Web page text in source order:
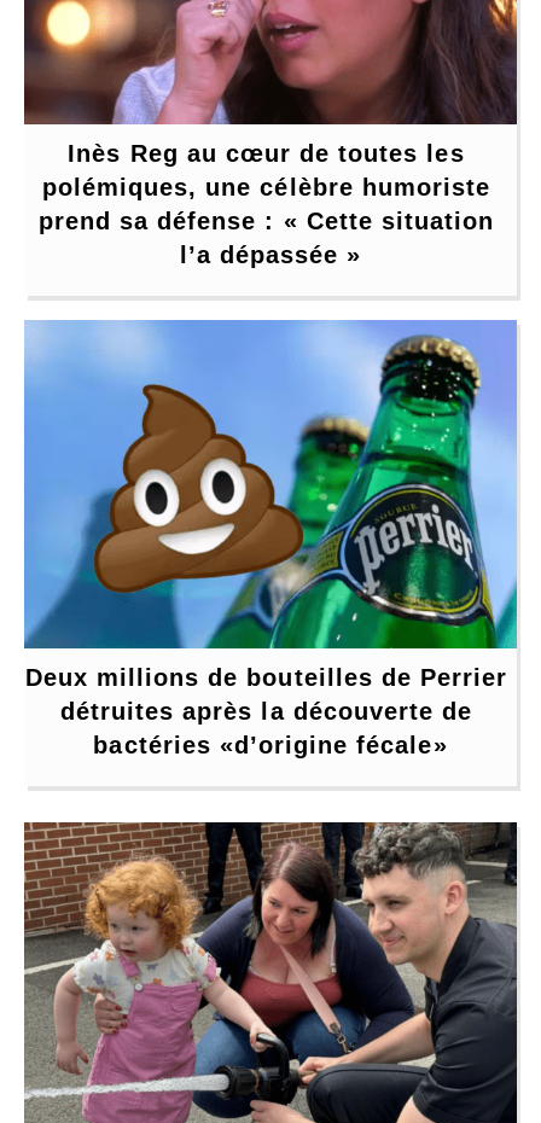
Inès Reg au cœur de toutes les
polémiques, une célèbre humoriste
prend sa défense : « Cette situation
l’a dépassée »
Deux millions de bouteilles de Perrier
détruites après la découverte de
bactéries «d’origine fécale»